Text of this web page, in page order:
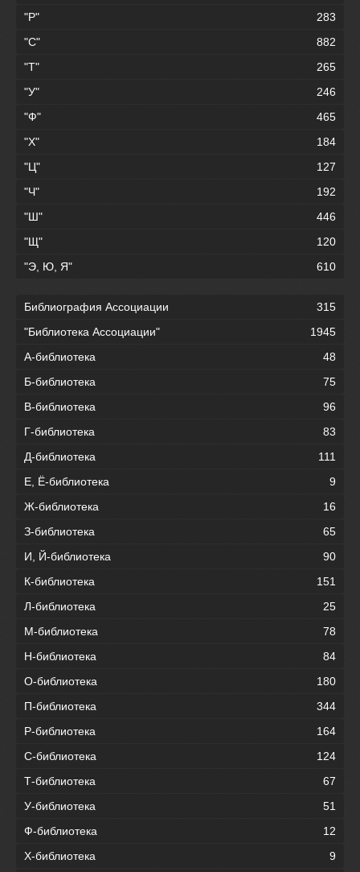
"Р"
283
"С"
882
"Т"
265
"У"
246
"Ф"
465
"Х"
184
"Ц"
127
"Ч"
192
"Ш"
446
"Щ"
120
"Э, Ю, Я"
610
Библиография Ассоциации
315
"Библиотека Ассоциации"
1945
А-библиотека
48
Б-библиотека
75
В-библиотека
96
Г-библиотека
83
Д-библиотека
111
Е, Ё-библиотека
9
Ж-библиотека
16
З-библиотека
65
И, Й-библиотека
90
К-библиотека
151
Л-библиотека
25
М-библиотека
78
Н-библиотека
84
О-библиотека
180
П-библиотека
344
Р-библиотека
164
С-библиотека
124
Т-библиотека
67
У-библиотека
51
Ф-библиотека
12
Х-библиотека
9